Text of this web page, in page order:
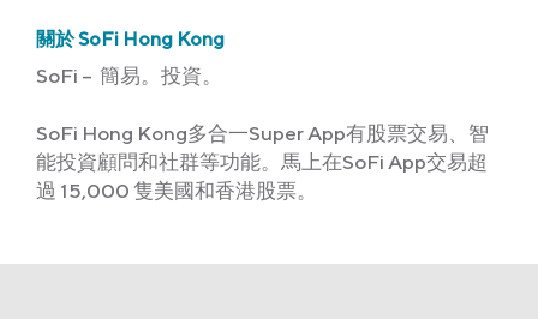
關於 SoFi Hong Kong
SoFi – 簡易。投資。
SoFi Hong Kong多合一Super App有股票交易、智
能投資顧問和社群等功能。馬上在SoFi App交易超
過 15,000 隻美國和香港股票。